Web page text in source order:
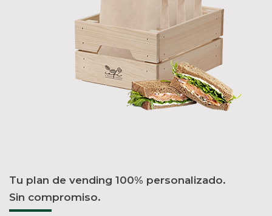
Tu plan de vending 100% personalizado.
Sin compromiso.